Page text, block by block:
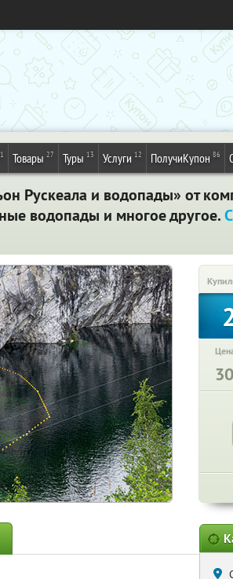
Товары 27 Туры 13 Услуги 12 ПолучиКупон 86
Рускеала и водопады» от
водопады и многое другое.